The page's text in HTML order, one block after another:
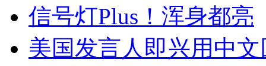
信号灯Plus！浑身都亮
美国发言人即兴用中